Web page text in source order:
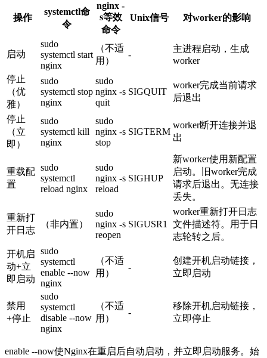
操作
systemctl命
令
nginx -
s等效
命令
Unix信号 对worker的影响
启动
sudo
systemctl start
nginx
（不适
用）
-
主进程启动，生成
worker
停止
（优
雅）
sudo
systemctl stop
nginx
sudo
nginx -s
quit
SIGQUIT
worker完成当前请求
后退出
停止
（立
即）
sudo
systemctl kill
nginx
sudo
nginx -s
stop
SIGTERM
worker断开连接并退
出
重载配
置
sudo
systemctl
reload nginx
sudo
nginx -s
reload
SIGHUP
新worker使用新配置
启动。旧worker完成
请求后退出。无连接
丢失。
重新打
开日志
（非内置）
sudo
nginx -s
reopen
SIGUSR1
worker重新打开日志
文件描述符。用于日
志轮转之后。
开机启
动+立
即启动
sudo
systemctl
enable --now
nginx
（不适
用）
-
创建开机启动链接，
立即启动
禁用
+停止
sudo
systemctl
disable --now
nginx
（不适
用）
-
移除开机启动链接，
立即停止
enable --now使Nginx在重启后自动启动，并立即启动服务。始